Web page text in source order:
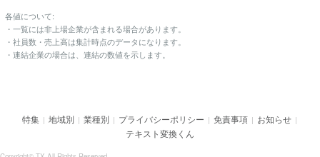
各値について:
・一覧には非上場企業が含まれる場合があります。
・社員数・売上高は集計時点のデータになります。
・連結企業の場合は、連結の数値を示します。
特集 | 地域別 | 業種別 | プライバシーポリシー | 免責事項 | お知らせ |
テキスト変換くん